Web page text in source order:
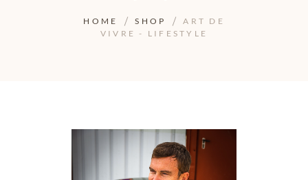
HOME SHOP
ART DE
VIVRE - LIFESTYLE